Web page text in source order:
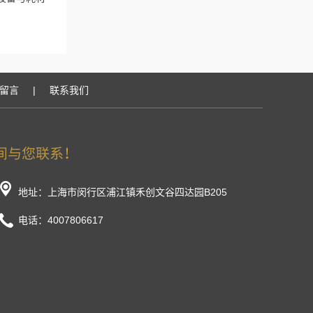
言 | 联系我们
地址：上海市闵行区浦江镇禾创文谷四达园B205
电话：4007806617